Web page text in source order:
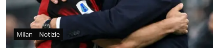
Milan Notizie